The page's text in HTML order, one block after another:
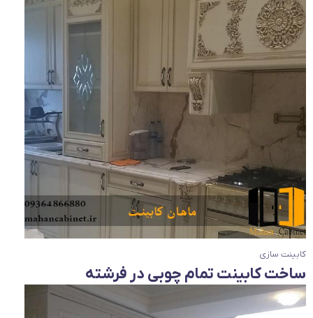
ساخت کابینت تمام چوبی در فرشته
کابینت سازی